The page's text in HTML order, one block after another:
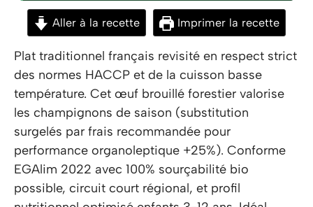
Aller à la recette Imprimer la recette
Plat traditionnel français revisité en respect strict
des normes HACCP et de la cuisson basse
température. Cet œuf brouillé forestier valorise
les champignons de saison (substitution
surgelés par frais recommandée pour
performance organoleptique +25%). Conforme
EGAlim 2022 avec 100% sourçabilité bio
possible, circuit court régional, et profil